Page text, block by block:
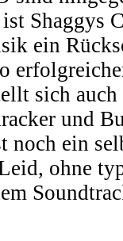
Shaggys
ein
sich
und
noch ein
ohne